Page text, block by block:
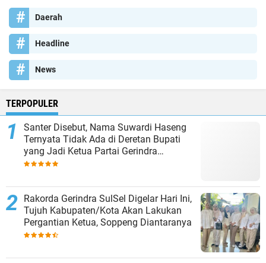
Daerah
Headline
News
TERPOPULER
Santer Disebut, Nama Suwardi Haseng
Ternyata Tidak Ada di Deretan Bupati
yang Jadi Ketua Partai Gerindra
Kabupaten
Rakorda Gerindra SulSel Digelar Hari Ini,
Tujuh Kabupaten/Kota Akan Lakukan
Pergantian Ketua, Soppeng Diantaranya